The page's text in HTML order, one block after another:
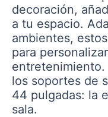
decoración,
a tu espacio.
ambientes,
para
entretenimiento.
los soportes de
44 pulgadas: la
sala.